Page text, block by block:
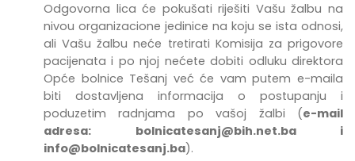
Odgovorna lica će pokušati riješiti Vašu žalbu na
nivou organizacione jedinice na koju se ista odnosi,
ali Vašu žalbu neće tretirati Komisija za prigovore
pacijenata i po njoj nećete dobiti odluku direktora
Opće bolnice Tešanj već će vam putem e-maila
biti dostavljena informacija o postupanju i
poduzetim radnjama po vašoj žalbi (e-mail
adresa: bolnicatesanj@bih.net.bai
info@bolnicatesanj.ba).